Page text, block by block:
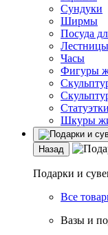
Сундуки
Ширмы
Посуда
Часы
Фигуры
Шкуры
Назад
Подарки и
Все
Вазы и